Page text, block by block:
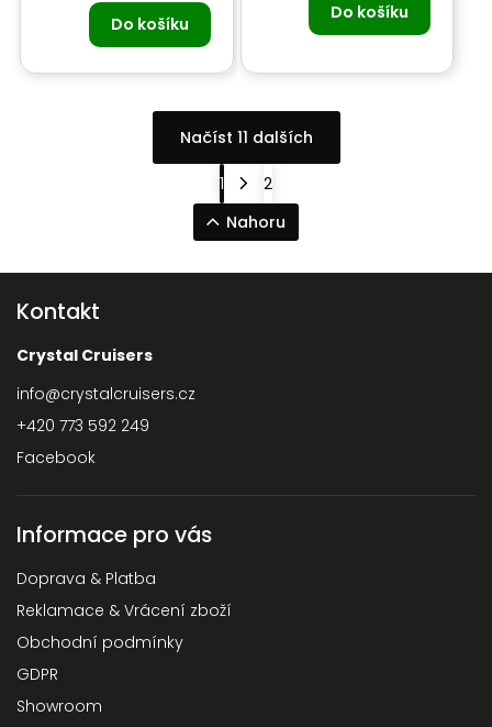
Do košíku
Do košíku
Načíst 11 dalších
1
2
Nahoru
Kontakt
Crystal Cruisers
info@crystalcruisers.cz
+420 773 592 249
Facebook
Informace pro vás
Doprava & Platba
Reklamace & Vrácení zboží
Obchodní podmínky
GDPR
Showroom